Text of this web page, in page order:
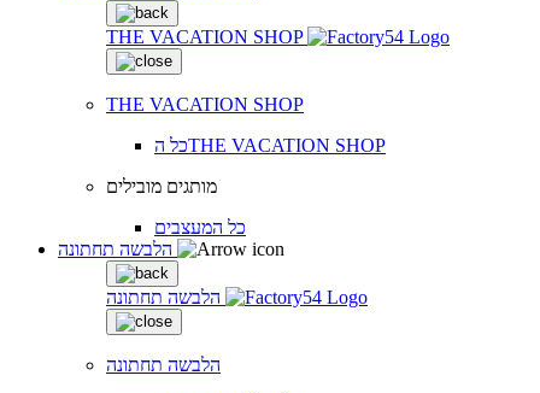
THE VACATION SHOP
THE VACATION SHOP
כל הTHE VACATION SHOP
מותגים מובילים
כל המעצבים
הלבשה תחתונה
הלבשה תחתונה